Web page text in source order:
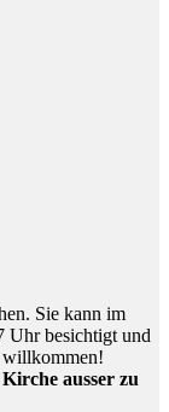
Sie kann im
Uhr besichtigt und
willkommen!
ausser zu